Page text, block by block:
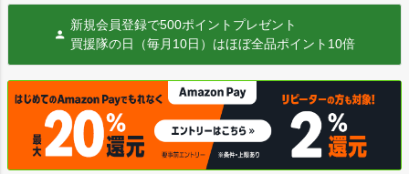
新規会員登録で500ポイントプレゼント
買援隊の日（毎月10日）はほぼ全品ポイント10倍